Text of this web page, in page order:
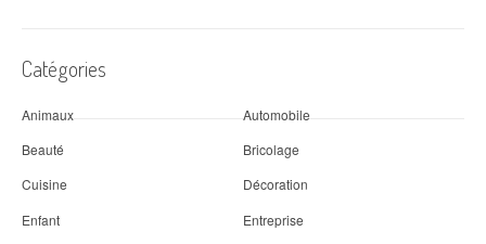
Catégories
Animaux
Automobile
Beauté
Bricolage
Cuisine
Décoration
Enfant
Entreprise